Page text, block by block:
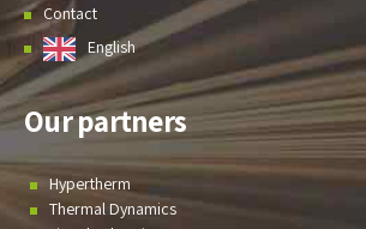
Contact
English
Our partners
Hypertherm
Thermal Dynamics